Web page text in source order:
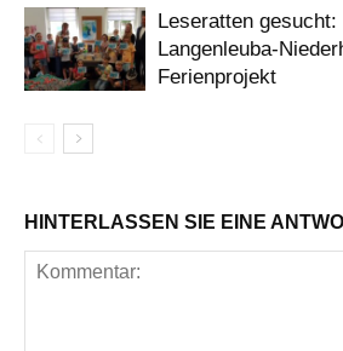
Leseratten
Langenleuba-
Ferienprojekt
HINTERLASSEN SIE EINE